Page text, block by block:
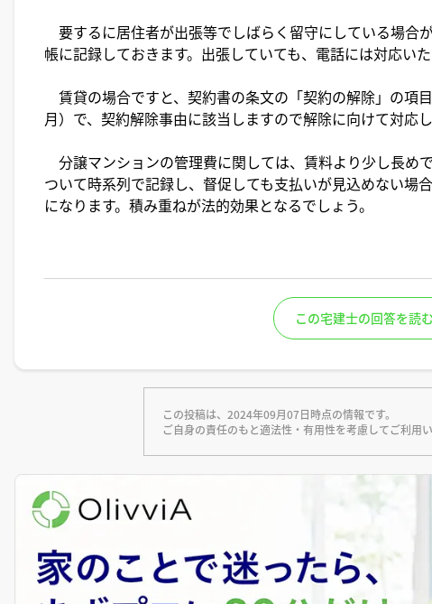
要するに居住者が出張等でしばらく留守にしている場合
帳に記録しておきます。出張していても、電話には対応いた
賃貸の場合ですと、契約書の条文の「契約の解除」の項
月）で、契約解除事由に該当しますので解除に向けて対応
分譲マンションの管理費に関しては、賃料より少し長め
ついて時系列で記録し、督促しても支払いが見込めない場
になります。積み重ねが法的効果となるでしょう。
この宅建士の回答を読む
この投稿は、2024年09月07日時点の情報です。
ご自身の責任のもと適法性・有用性を考慮してご利用